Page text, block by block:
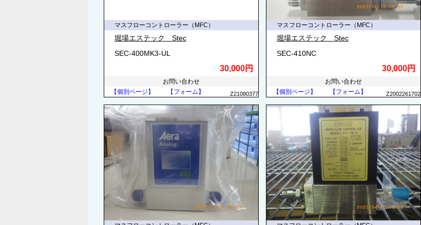
マスフローコントローラー（MFC）
堀場エステック Stec
SEC-400MK3-UL
30,000円
お問い合わせ
【個別ページ】
【フォーム】 Z21080377
マスフローコントローラー（MFC）
堀場エステック Stec
SEC-410NC
30,000円
お問い合わせ
【個別ページ】
【フォーム】 Z2002261702